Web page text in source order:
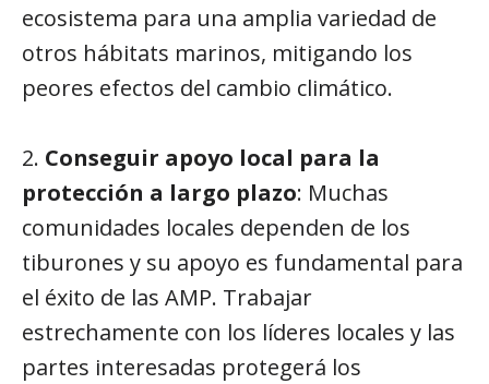
ecosistema para una amplia variedad de
otros hábitats marinos, mitigando los
peores efectos del cambio climático.
2. Conseguir apoyo local para la
protección a largo plazo: Muchas
comunidades locales dependen de los
tiburones y su apoyo es fundamental para
el éxito de las AMP. Trabajar
estrechamente con los líderes locales y las
partes interesadas protegerá los